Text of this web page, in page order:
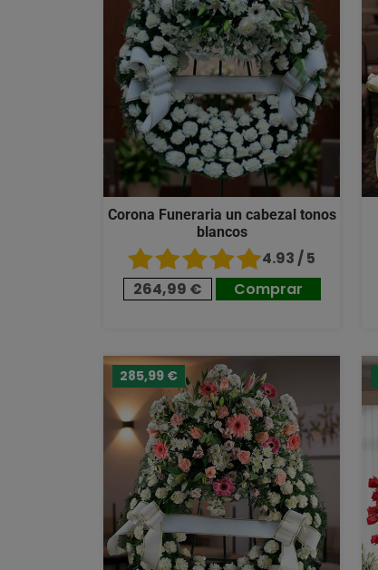
Corona Funeraria un cabezal tonos
blancos
4.93 / 5
264,99 €
Comprar
285,99 €